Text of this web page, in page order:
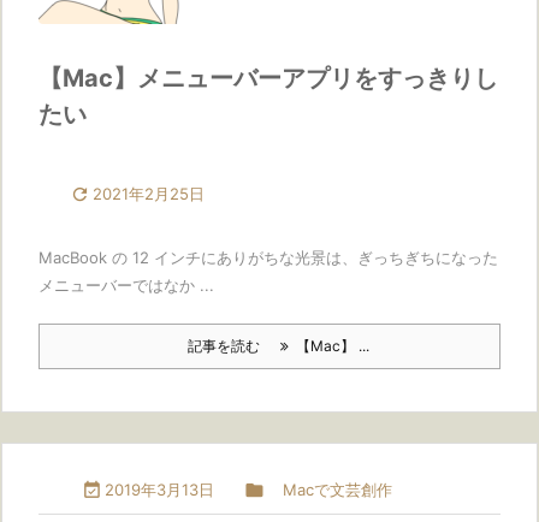
【Mac】メニューバーアプリをすっきりし
たい
 2021年2月25日
MacBook の 12 インチにありがちな光景は、ぎっちぎちになった
メニューバーではなか ...
記事を読む 【Mac】 ...
 2019年3月13日  Macで文芸創作